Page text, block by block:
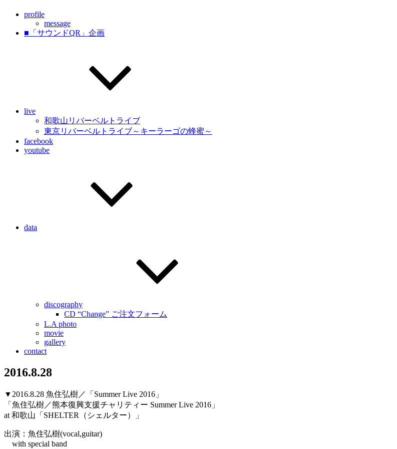
profile
message
■「サウンドQR」企画
live
和歌山リバーベルトライブ
東京リバーベルトライブ～キーラーゴの蜂蜜～
facebook
youtube
data
discography
CD “Change” ご注文フォーム
L.A photo
movie
gallery
contact
2016.8.28
▼2016.8.28 魚住弘樹／「Summer Live 2016」
「魚住弘樹／熊本復興支援チャリティー Summer Live 2016」
at 和歌山「SHELTER（シェルター）」
出演：魚住弘樹(vocal,guitar)
with special band